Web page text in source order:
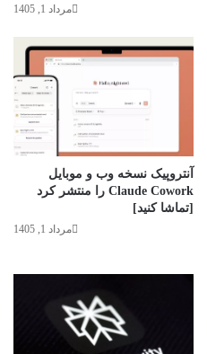
مرداد 1, 1405
آنتروپیک نسخه وب و موبایل
Claude Cowork را منتشر کرد
[تماشا کنید]
مرداد 1, 1405